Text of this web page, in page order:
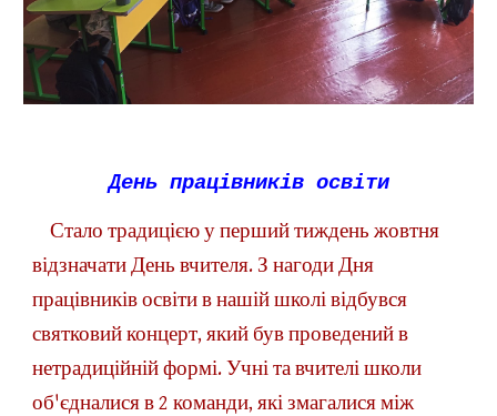
День працівників освіти
Стало традицією у перший тиждень жовтня
відзначати День вчителя. З нагоди Дня
працівників освіти в нашій школі відбувся
святковий концерт, який був проведений в
нетрадиційній формі. Учні та вчителі школи
об'єдналися в 2 команди, які змагалися між